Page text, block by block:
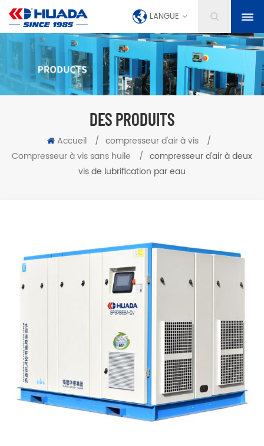
LANGUE
DES PRODUITS
Accueil / compresseur d'air à vis
/
Compresseur à vis sans huile
/ compresseur d'air à deux
vis de lubrification par eau